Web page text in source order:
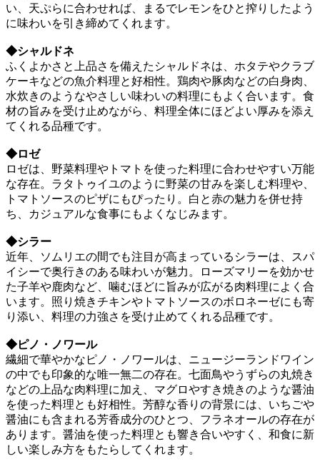
い、天ぷらに合わせれば、まるでレモンをひと搾りしたよう
に味わいを引き締めてくれます。
◆シャルドネ
ふくよかさと上品さを備えたシャルドネは、ホタテやクラブ
ケーキなどの魚介料理と好相性。鶏肉や豚肉などの白身肉、
水炊きのようなやさしい味わいの料理にもよく合います。食
材の旨みを受け止めながら、料理全体にほどよい厚みを添え
てくれる品種です。
◆ロゼ
ロゼは、野菜料理やトマトを使った料理に合わせやすい万能
な存在。ラタトゥイユのように野菜の甘みを楽しむ料理や、
トマトソースのピザにもぴったり。白と赤の魅力を併せ持
ち、カジュアルな食事にもよくなじみます。
◆シラー
近年、ソムリエの間でも注目が高まっているシラーは、スパ
イシーで奥行きのある味わいが魅力。ローズマリーを効かせ
た子羊や鹿肉など、噛むほどに旨みが広がる肉料理によく合
います。照り焼きチキンやトマトソースのボロネーゼにも寄
り添い、料理の力強さを受け止めてくれる品種です。
◆ピノ・ノワール
繊細で華やかなピノ・ノワールは、ニュージーランドワイン
の中でも印象的な唯一無二の存在。七面鳥やうずらの丸焼き
などの上品な肉料理に加え、マグロやすき焼きのような醤油
を使った料理とも好相性。芳醇な香りの背景には、いちごや
醤油にも含まれる芳香成分のひとつ、フラネオールの存在が
あります。醤油を使った料理とも響き合いやすく、和食に新
しい楽しみ方をもたらしてくれます。